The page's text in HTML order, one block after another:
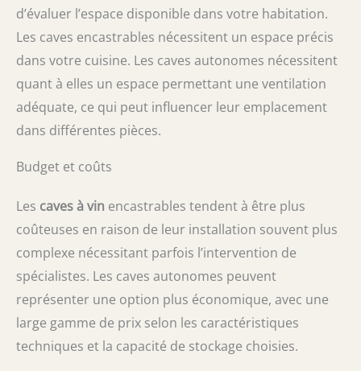
d’évaluer l’espace disponible dans votre habitation.
Les caves encastrables nécessitent un espace précis
dans votre cuisine. Les caves autonomes nécessitent
quant à elles un espace permettant une ventilation
adéquate, ce qui peut influencer leur emplacement
dans différentes pièces.
Budget et coûts
Les caves à vin encastrables tendent à être plus
coûteuses en raison de leur installation souvent plus
complexe nécessitant parfois l’intervention de
spécialistes. Les caves autonomes peuvent
représenter une option plus économique, avec une
large gamme de prix selon les caractéristiques
techniques et la capacité de stockage choisies.